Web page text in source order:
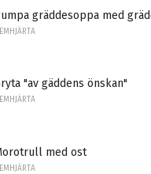
gräddesoppa med
"av gäddens önskan"
med ost